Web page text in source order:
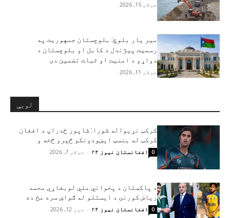
جولای 15, 2026
مير يار بلوچ: بلوچستان جمهوریت په
رسمیت پېژندل د کابل او بلوچستان د
دواړو د امنیت او ثبات تضمین دی
جولای 11, 2026
لوبې
کرکټ نړيواله شورا: شاپور ځدراڼ د افغان
کرکټ له بنسټ اېښودونکو څېرو څخه و
افغانستان نیوز ۲۴ - جولای 7, 2026 0
د پاکستان د پخواني ملي لوبغاړي محمد
ریاض کورنۍ د ایستلو له ګواښ سره مخ ده
افغانستان نیوز ۲۴ - جون 12, 2026 0